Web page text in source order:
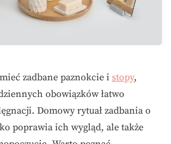
zadbane paznokcie i stopy,
obowiązków łatwo
Domowy rytuał zadbania o
poprawia ich wygląd, ale także